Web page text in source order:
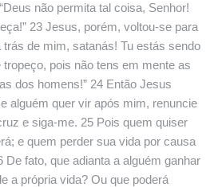
não permita tal coisa, Senhor!
23 Jesus, porém, voltou-se para
trás de mim, satanás! Tu estás sendo
pois não tens em mente as
dos homens!” 24 Então Jesus
alguém quer vir após mim, renuncie
e siga-me. 25 Pois quem quiser
e quem perder sua vida por causa
De fato, que adianta a alguém ganhar
a própria vida? Ou que poderá